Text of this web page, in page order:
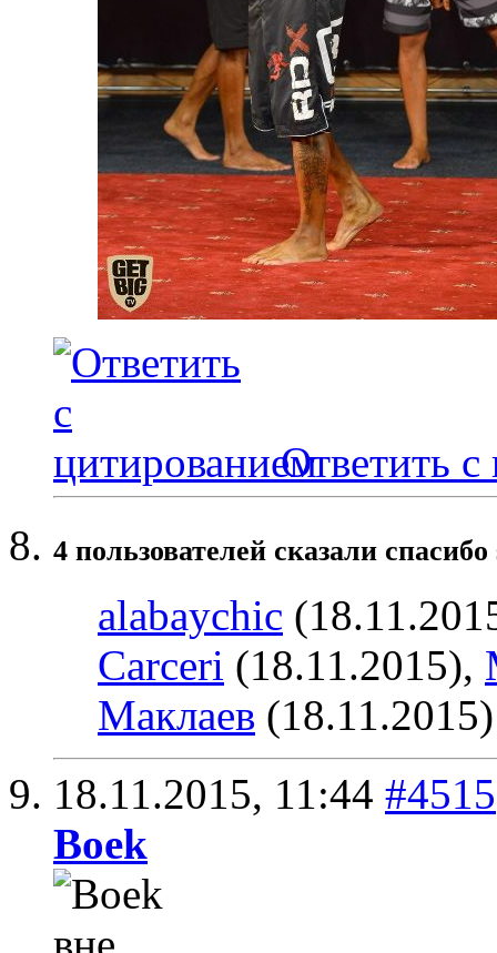
Ответить с
4 пользователей сказали
alabaychic
Carceri (18.11.2015),
Маклаев (18.11.2015)
18.11.2015, 11:44 #4515
Boek